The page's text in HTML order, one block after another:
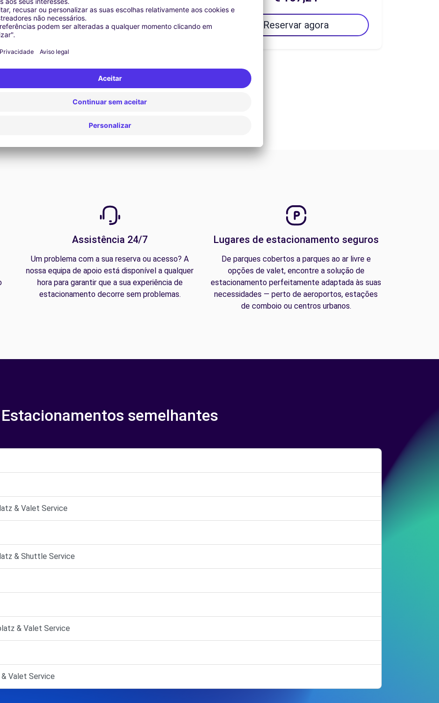
Reservar agora Reservar agora
Assistência 24/7
Um problema com a sua reserva ou acesso? A
nossa equipa de apoio está disponível a qualquer
hora para garantir que a sua experiência de
estacionamento decorre sem problemas.
Lugares de estacionamento seguros
De parques cobertos a parques ao ar livre e
opções de valet, encontre a solução de
estacionamento perfeitamente adaptada às suas
necessidades — perto de aeroportos, estações
de comboio ou centros urbanos.
Estacionamentos semelhantes
& Valet Service
& Shuttle Service
& Valet Service
Valet Service